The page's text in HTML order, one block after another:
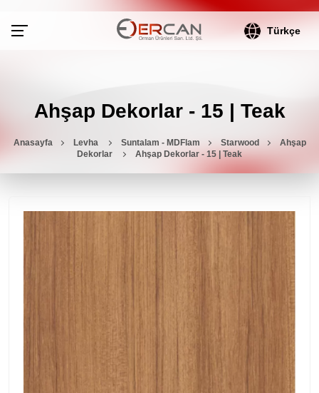
Türkçe
Ahşap Dekorlar - 15 | Teak
Anasayfa Levha Suntalam - MDFlam Starwood
Ahşap
Dekorlar
Ahşap Dekorlar - 15 | Teak